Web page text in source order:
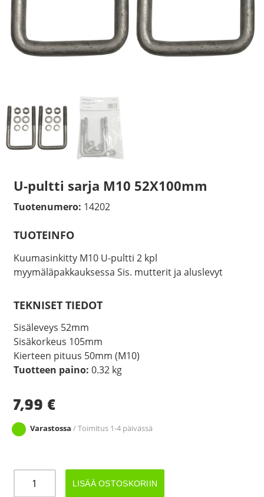
U-pultti sarja M10 52X100mm
Tuotenumero: 14202
TUOTEINFO
Kuumasinkitty M10 U-pultti 2 kpl
myymäläpakkauksessa Sis. mutterit ja aluslevyt
TEKNISET TIEDOT
Sisäleveys 52mm
Sisäkorkeus 105mm
Kierteen pituus 50mm (M10)
Tuotteen paino: 0.32 kg
7,99 €
Varastossa / Toimitus 1-4 päivässä
pultti
LISÄÄ OSTOSKORIIN